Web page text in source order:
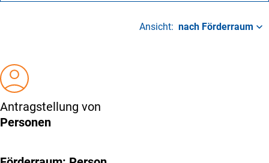
Ansicht: nach Förderraum
Antragstellung von
Personen